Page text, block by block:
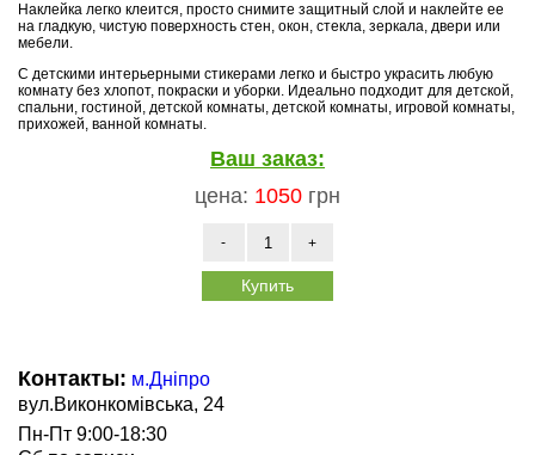
Наклейка легко клеится, просто снимите защитный слой и наклейте ее
на гладкую, чистую поверхность стен, окон, стекла, зеркала, двери или
мебели.
С детскими интерьерными стикерами легко и быстро украсить любую
комнату без хлопот, покраски и уборки. Идеально подходит для детской,
спальни, гостиной, детской комнаты, детской комнаты, игровой комнаты,
прихожей, ванной комнаты.
Ваш заказ:
цена: 1050 грн
- +
Купить
Контакты: м.Дніпро
вул.Виконкомівська, 24
Пн-Пт 9:00-18:30